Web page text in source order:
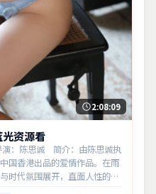
2:08:09
资源看
：陈思诚 简介：由陈思诚执
国香港出品的爱情作品。在雨
时代氛围展开，直面人性的幽